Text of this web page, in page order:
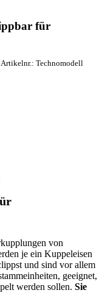
für
Artikelnr.: Technomodell
von
je ein Kuppeleisen
und sind vor allem
geeignet,
werden sollen. Sie